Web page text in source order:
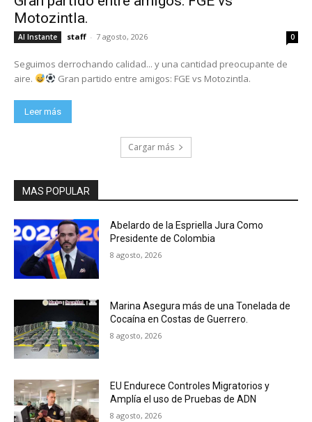
Motozintla.
Al Instante staff - 7 agosto, 2026 0
Seguimos derrochando calidad... y una cantidad preocupante de
aire.
Gran partido entre amigos: FGE vs Motozintla.
Leer más
Cargar más
MAS POPULAR
Abelardo de la Espriella Jura Como
Presidente de Colombia
8 agosto, 2026
Marina Asegura más de una Tonelada de
Cocaína en Costas de Guerrero.
8 agosto, 2026
EU Endurece Controles Migratorios y
Amplía el uso de Pruebas de ADN
8 agosto, 2026